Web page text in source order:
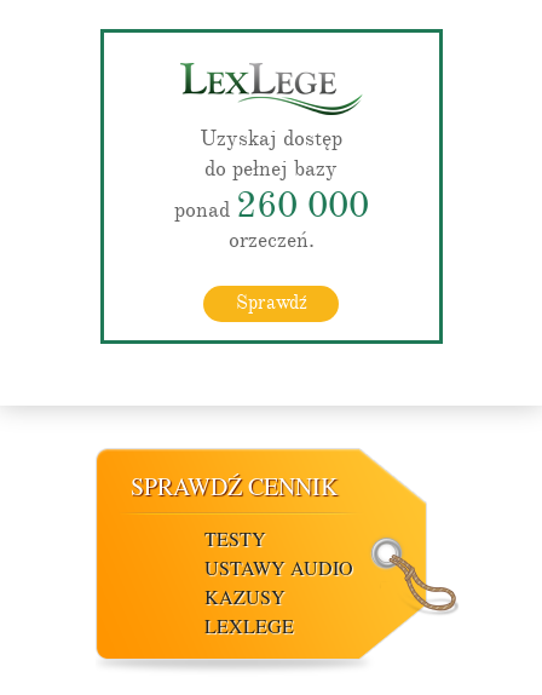
Uzyskaj dostęp
do pełnej bazy
ponad 260 000
orzeczeń.
Sprawdź
SPRAWDŹ CENNIK
TESTY
USTAWY AUDIO
KAZUSY
LEXLEGE